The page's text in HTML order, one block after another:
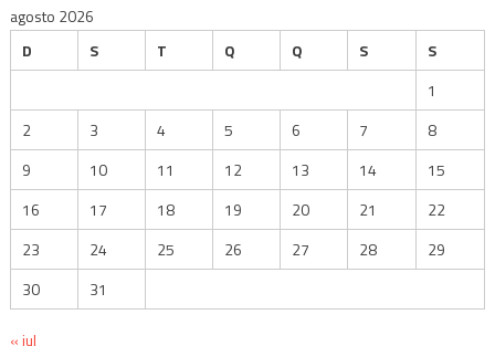
agosto 2026
D
S T Q Q S
S
1
2
3 4 5 6 7
8
9
10 11 12 13 14
15
16
17 18 19 20 21
22
23
24 25 26 27 28
29
30
31
« jul